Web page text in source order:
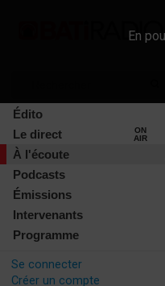
Édito
Le direct
ON
AIR
À l'écoute
Podcasts
Émissions
Intervenants
Programme
Se connecter
Créer un compte
En